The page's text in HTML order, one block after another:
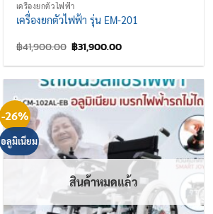
เครื่องยกตัวไฟฟ้า
เครื่องยกตัวไฟฟ้า รุ่น EM-201
฿41,900.00 Original
price
was:
฿41,900.00.
฿31,900.00Current
is:
฿31,900.00.
-26%
อลูมิเนียม
สินค้าหมดแล้ว